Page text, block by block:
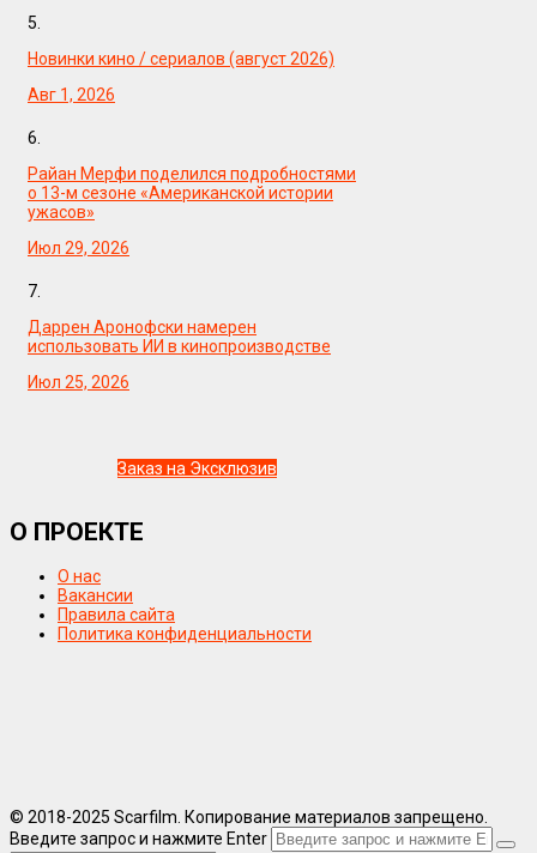
5.
Новинки кино / сериалов (август 2026)
Авг 1, 2026
6.
Райан Мерфи поделился подробностями
о 13-м сезоне «Американской истории
ужасов»
Июл 29, 2026
7.
Даррен Аронофски намерен
использовать ИИ в кинопроизводстве
Июл 25, 2026
Заказ на Эксклюзив
О ПРОЕКТЕ
О нас
Вакансии
Правила сайта
Политика конфиденциальности
© 2018-2025 Scarfilm. Копирование материалов запрещено.
Введите запрос и нажмите Enter